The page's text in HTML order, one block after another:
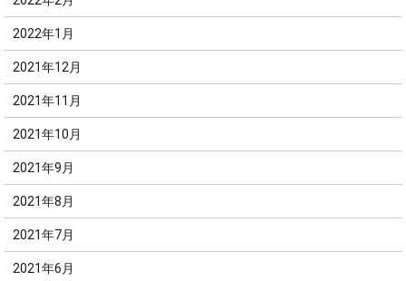
2022年1月
2021年12月
2021年11月
2021年10月
2021年9月
2021年8月
2021年7月
2021年6月